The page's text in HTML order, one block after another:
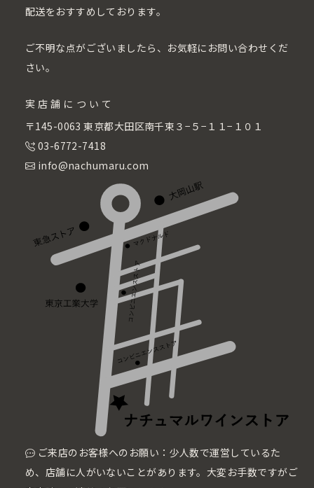
配送をおすすめしております。
ご不明な点がございましたら、お気軽にお問い合わせくだ
さい。
実店舗について
〒145-0063 東京都大田区南千束３−５−１１−１０１
03-6772-7418
info@nachumaru.com
ご来店のお客様へのお願い：少人数で運営しているた
め、店舗に人がいないことがあります。大変お手数ですがご